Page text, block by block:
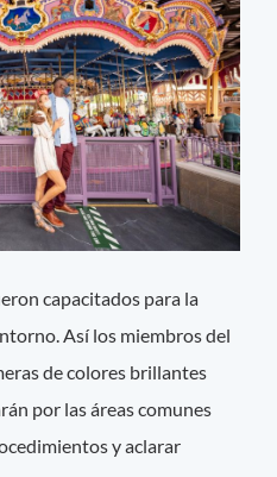
capacitados para la
Así los miembros del
de colores brillantes
por las áreas comunes
y aclarar